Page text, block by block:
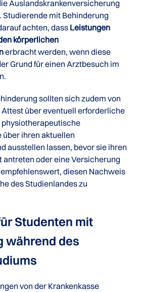
Auslandskrankenversicherung
mit Behinderung
achten, dass Leistungen
körperlichen
erbracht werden, wenn diese
Grund für einen Arztbesuch im
sollten sich zudem von
über eventuell erforderliche
ihren aktuellen
ausstellen lassen, bevor sie ihren
antreten oder eine Versicherung
diesen Nachweis
des Studienlandes zu
Studenten mit
während des
von der Krankenkasse